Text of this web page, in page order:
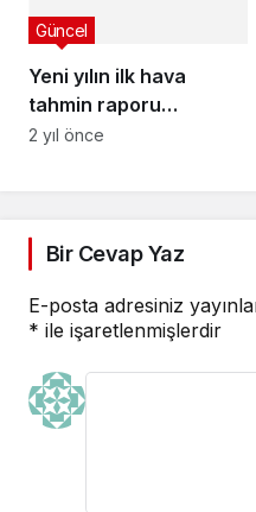
Yeni yılın ilk hava
tahmin raporu…
Güncel
2 yıl önce
Bir Cevap Yaz
E-posta adresiniz
* ile işaretlenmişlerdir